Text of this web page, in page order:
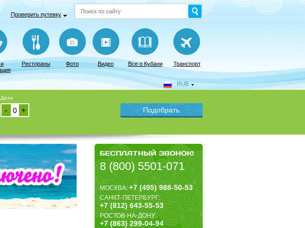
Проверить путевку
Рестораны Фото Видео Все о Кубани Транспорт
RUB
Дети
+
-
БЕСПЛАТНЫЙ ЗВОНОК!
8 (800) 5501-071
МОСКВА:+7 (495) 988-50-53
САНКТ-ПЕТЕРБУРГ:
+7 (812) 643-55-53
РОСТОВ-НА-ДОНУ:
+7 (863) 299-04-94